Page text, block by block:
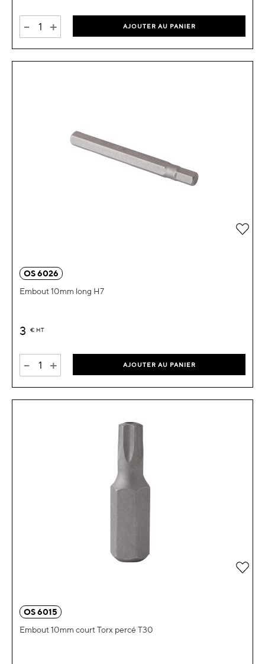
- + AJOUTER AU PANIER
OS 6026
Embout 10mm long H7
3 € HT
- + AJOUTER AU PANIER
OS 6015
Embout 10mm court Torx percé T30